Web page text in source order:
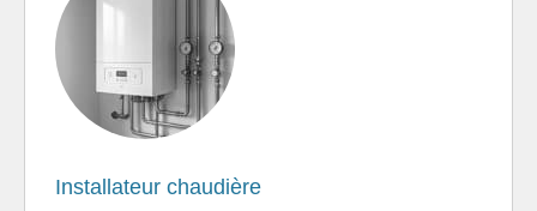
Installateur chaudière